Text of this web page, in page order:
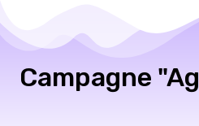
Campagne